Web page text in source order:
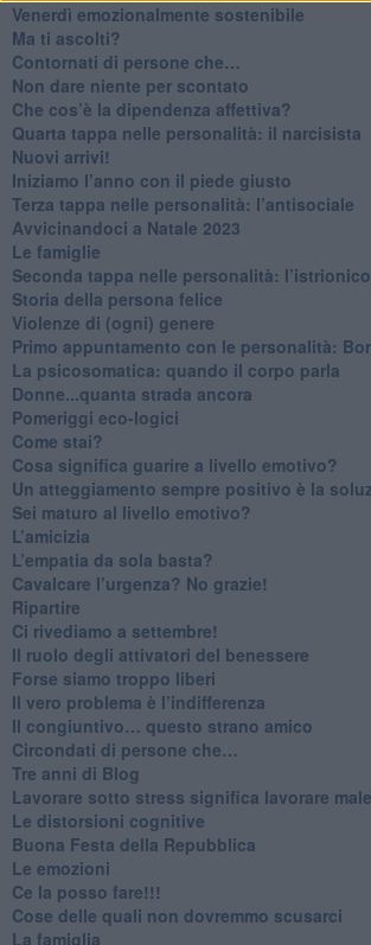
​Venerdì emozionalmente sostenibile
Ma ti ascolti?
Contornati di persone che…
Non dare niente per scontato
Che cos’è la dipendenza affettiva?
Quarta tappa nelle personalità: il narcisista
​Nuovi arrivi!
​Iniziamo l’anno con il piede giusto
​Terza tappa nelle personalità: l’antisociale
​Avvicinandoci a Natale 2023
Le famiglie
Seconda tappa nelle personalità: l’istrionico
​Storia della persona felice
Violenze di (ogni) genere
​Primo appuntamento con le personalità:
La psicosomatica: quando il corpo parla
Donne...quanta strada ancora
​Pomeriggi eco-logici
​Come stai?
Cosa significa guarire a livello emotivo?
​Un atteggiamento sempre positivo è la
​Sei maturo al livello emotivo?
​L’amicizia
​L’empatia da sola basta?
​Cavalcare l’urgenza? No grazie!
Ripartire
​Ci rivediamo a settembre!
​Il ruolo degli attivatori del benessere
​Forse siamo troppo liberi
​Il vero problema è l’indifferenza
​Il congiuntivo… questo strano amico
​Circondati di persone che…
​Tre anni di Blog
​Lavorare sotto stress significa lavorare male
​Le distorsioni cognitive
​Buona Festa della Repubblica
Le emozioni
​Ce la posso fare!!!
​Cose delle quali non dovremmo scusarci
​La famiglia